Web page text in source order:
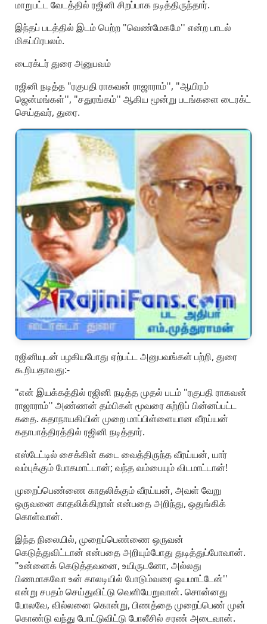
மாறுபட்ட வேடத்தில் ரஜினி சிறப்பாக நடித்திருந்தார்.
இந்தப் படத்தில் இடம் பெற்ற "வெண்மேகமே'' என்ற பாடல்
மிகப்பிரபலம்.
டைரக்டர் துரை அனுபவம்
ரஜினி நடித்த "ரகுபதி ராகவன் ராஜாராம்'', "ஆயிரம்
ஜென்மங்கள்'', "சதுரங்கம்'' ஆகிய மூன்று படங்களை டைரக்ட்
செய்தவர், துரை.
ரஜினியுடன் பழகியபோது ஏற்பட்ட அனுபவங்கள் பற்றி, துரை
கூறியதாவது:-
"என் இயக்கத்தில் ரஜினி நடித்த முதல் படம் "ரகுபதி ராகவன்
ராஜாராம்'' அண்ணன் தம்பிகள் மூவரை சுற்றிப் பின்னப்பட்ட
கதை. கதாநாயகியின் முறை மாப்பிள்ளையான வீரய்யன்
கதாபாத்திரத்தில் ரஜினி நடித்தார்.
எஸ்டேட்டில் சைக்கிள் கடை வைத்திருந்த வீரய்யன், யார்
வம்புக்கும் போகமாட்டான்; வந்த வம்பையும் விடமாட்டான்!
முறைப்பெண்ணை காதலிக்கும் வீரய்யன், அவள் வேறு
ஒருவனை காதலிக்கிறாள் என்பதை அறிந்து, ஒதுங்கிக்
கொள்வான்.
இந்த நிலையில், முறைப்பெண்ணை ஒருவன்
கெடுத்துவிட்டான் என்பதை அறியும்போது துடித்துப்போவான்.
"உன்னைக் கெடுத்தவனை, உயிருடனோ, அல்லது
பிணமாகவோ உன் காலடியில் போடும்வரை ஓயமாட்டேன்''
என்று சபதம் செய்துவிட்டு வெளியேறுவான். சொன்னது
போலவே, வில்லனை கொன்று, பிணத்தை முறைப்பெண் முன்
கொண்டு வந்து போட்டுவிட்டு போலீசில் சரண் அடைவான்.